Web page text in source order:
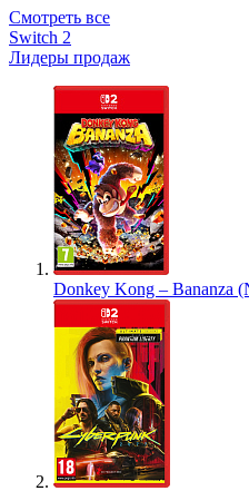
Смотреть все
Switch 2
Лидеры продаж
Donkey Kong – Bananza